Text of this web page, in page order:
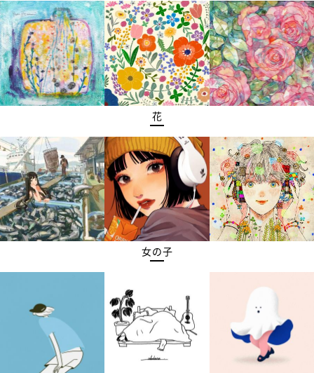
花
女の子